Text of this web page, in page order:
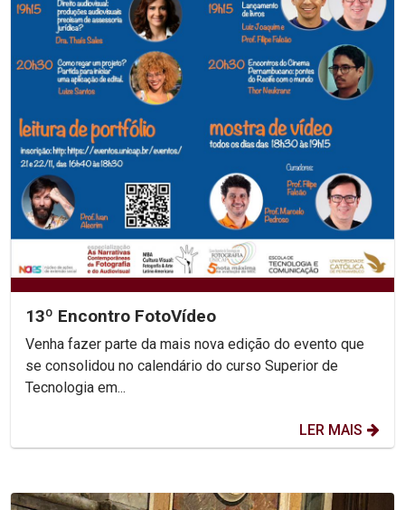
13º Encontro FotoVídeo
Venha fazer parte da mais nova edição do evento que
se consolidou no calendário do curso Superior de
Tecnologia em...
LER MAIS